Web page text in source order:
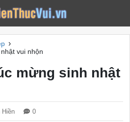
›
vui nhộn
mừng sinh nhật
Hiền 0